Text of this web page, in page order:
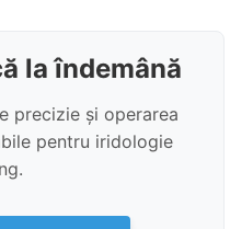
la îndemână
precizie și operarea
pentru iridologie